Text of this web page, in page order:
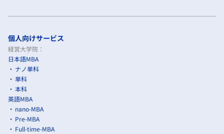
個人向けサービス
経営大学院：
日本語MBA
ナノ単科
単科
本科
英語MBA
nano-MBA
Pre-MBA
Full-time-MBA